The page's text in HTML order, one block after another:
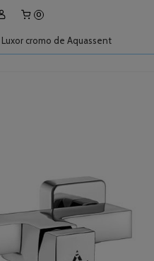
0
cromo de Aquassent